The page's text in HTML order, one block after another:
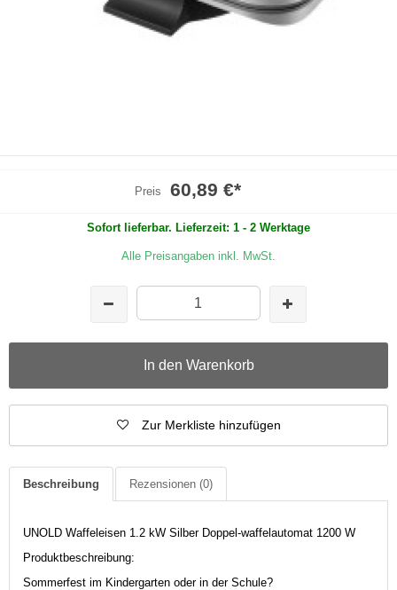
Preis 60,89 €*
Sofort lieferbar. Lieferzeit: 1 - 2 Werktage
Alle Preisangaben inkl. MwSt.
In den Warenkorb
Zur Merkliste hinzufügen
Beschreibung Rezensionen (0)
UNOLD Waffeleisen 1.2 kW Silber Doppel-waffelautomat 1200 W
Produktbeschreibung:
Sommerfest im Kindergarten oder in der Schule?